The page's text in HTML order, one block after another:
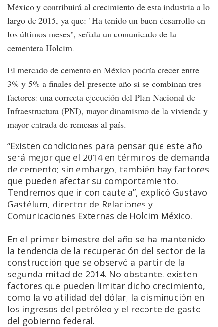
México y contribuirá al crecimiento de esta industria a lo
largo de 2015, ya que: "Ha tenido un buen desarrollo en
los últimos meses", señala un comunicado de la
cementera Holcim.
El mercado de cemento en México podría crecer entre
3% y 5% a finales del presente año si se combinan tres
factores: una correcta ejecución del Plan Nacional de
Infraestructura (PNI), mayor dinamismo de la vivienda y
mayor entrada de remesas al país.
“Existen condiciones para pensar que este año
será mejor que el 2014 en términos de demanda
de cemento; sin embargo, también hay factores
que pueden afectar su comportamiento.
Tendremos que ir con cautela”, explicó Gustavo
Gastélum, director de Relaciones y
Comunicaciones Externas de Holcim México.
En el primer bimestre del año se ha mantenido
la tendencia de la recuperación del sector de la
construcción que se observó a partir de la
segunda mitad de 2014. No obstante, existen
factores que pueden limitar dicho crecimiento,
como la volatilidad del dólar, la disminución en
los ingresos del petróleo y el recorte de gasto
del gobierno federal.